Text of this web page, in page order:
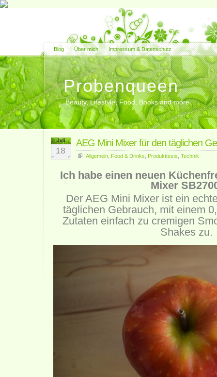
Blog Über mich Impressum & Datenschutz
Probenqueen
Beauty, Lifestyle, Food, Books and more
Juli
18
AEG Mini Mixer für den täglichen
Allgemein Food & Drinks Produkttests Technik
Ich habe einen neuen
Mixer
Der AEG Mini Mixer ist ein
täglichen Gebrauch, mit einem
Zutaten einfach zu cremigen
Shakes zu.